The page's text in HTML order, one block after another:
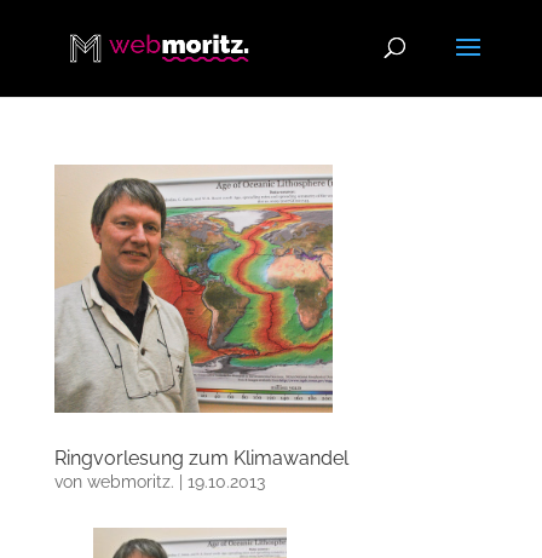
Ringvorlesung zum Klimawandel
von webmoritz. 19.10.2013